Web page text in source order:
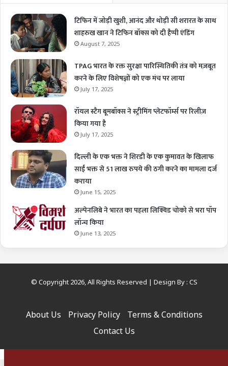
टिफिन में जोड़ी खुशी, आनंद और थोड़ी सी शरारत के साथ
शाहरुख खान ने टिफिन बॉक्स को दी हैप्पी एंडिंग
August 7, 2025
TPAG भारत के रक्त सुरक्षा पारिस्थितिकी तंत्र को मज़बूत
करने के लिए विशेषज्ञों को एक मंच पर लाया
July 17, 2025
रॉयल स्टैग बूमबॉक्स ने स्ट्रीमिंग प्लेटफॉर्म्स पर रिलीज़
किया गया है
July 17, 2025
दिल्ली के एक भक्त ने शिरडी के एक कुमावत के खिलाफ
साईं भक्त से 51 लाख रुपये की ठगी करने का मामला दर्ज
कराया
June 15, 2025
अल्पेनलिबे ने भारत का पहला लिक्विड चोको से भरा पॉप
लॉन्च किया
June 13, 2025
© Copyright 2026, All Rights Reserved | Design By : CS
About Us Privacy Policy
Terms & Conditions
Contact Us